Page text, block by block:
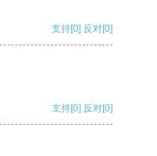
支持[0] 反对[0]
支持[0] 反对[0]